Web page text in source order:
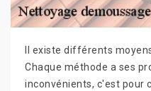
Il existe différents
Chaque méthode a ses
inconvénients, c'est pour